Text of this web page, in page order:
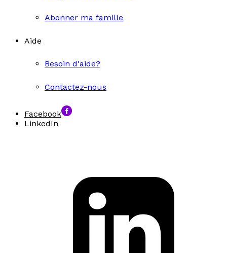
Abonner ma famille
Aide
Besoin d'aide?
Contactez-nous
Facebook
LinkedIn